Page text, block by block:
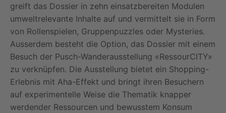
greift das Dossier in zehn einsatzbereiten Modulen
umweltrelevante Inhalte auf und vermittelt sie in Form
von Rollenspielen, Gruppenpuzzles oder Mysteries.
Ausserdem besteht die Option, das Dossier mit einem
Besuch der Pusch-Wanderausstellung «RessourCITY»
zu verknüpfen. Die Ausstellung bietet ein Shopping-
Erlebnis mit Aha-Effekt und bringt ihren Besuchern
auf experimentelle Weise die Thematik knapper
werdender Ressourcen und bewusstem Konsum